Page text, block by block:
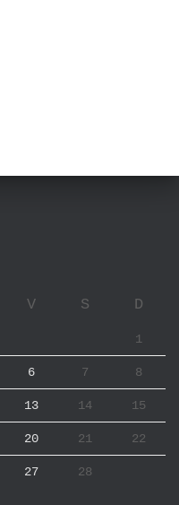
V S D
1
6 7 8
13 14 15
20 21 22
27
28